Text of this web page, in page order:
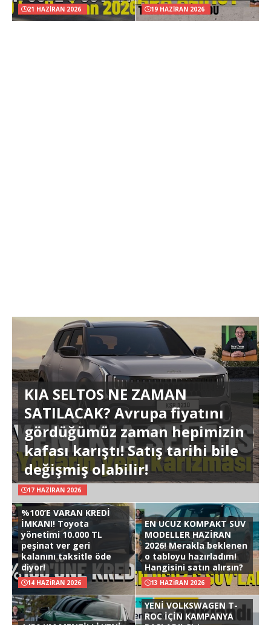
21 HAZIRAN 2026 19 HAZIRAN 2026
KIA SELTOS NE ZAMAN
SATILACAK? Avrupa fiyatını
gördüğümüz zaman hepimizin
kafası karıştı! Satış tarihi bile
değişmiş olabilir!
17 HAZIRAN 2026
%100’E VARAN KREDİ
İMKANI! Toyota
yönetimi 10.000 TL
peşinat ver geri
kalanını taksitle öde
diyor!
14 HAZIRAN 2026
EN UCUZ KOMPAKT SUV
MODELLER HAZİRAN
2026! Merakla beklenen
o tabloyu hazırladım!
Hangisini satın alırsın?
13 HAZIRAN 2026
YENİ VOLKSWAGEN T-
ROC İÇİN KAMPANYA